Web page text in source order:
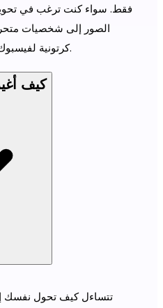
فقط. سواء كنت ترغب في
الصور إلى شخصيات
كرتونية لفيسبوك، فأنت في المكان المناسب.
كيف
تتساءل كيف تحول نفسك